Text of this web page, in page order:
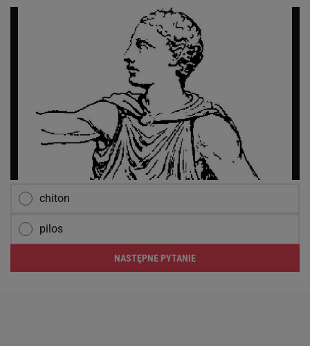
chiton
pilos
NASTĘPNE PYTANIE